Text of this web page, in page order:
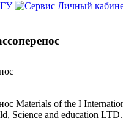
Materials of the I
Science and education